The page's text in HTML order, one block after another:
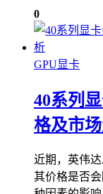
0
GPU显卡
40系列
格及市
近期，英伟
其价格是否